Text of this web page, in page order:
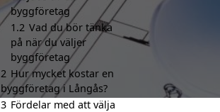
byggföretag
1.2 Vad du bör tänka
på när du väljer
byggföretag
2 Hur mycket kostar en
byggföretag i Långås?
3 Fördelar med att välja